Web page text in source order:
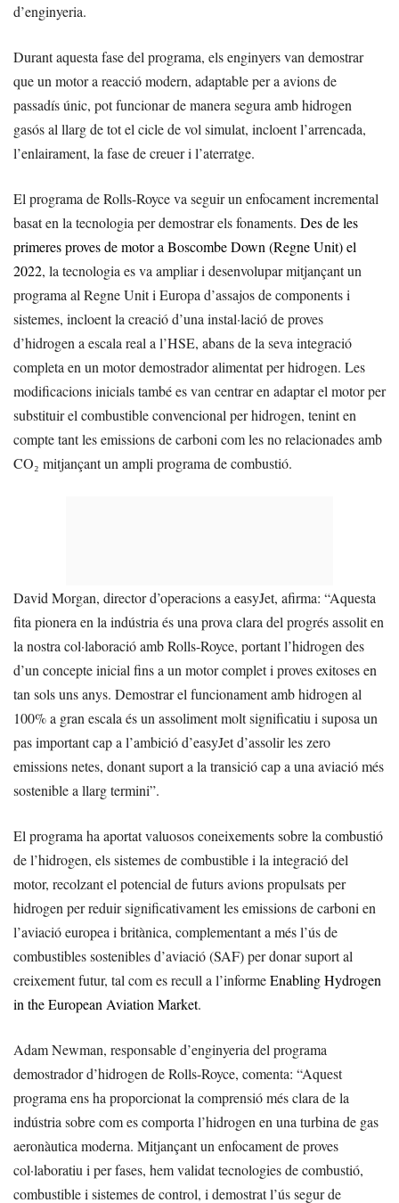
d’enginyeria.
Durant aquesta fase del programa, els enginyers van demostrar
que un motor a reacció modern, adaptable per a avions de
passadís únic, pot funcionar de manera segura amb hidrogen
gasós al llarg de tot el cicle de vol simulat, incloent l’arrencada,
l’enlairament, la fase de creuer i l’aterratge.
El programa de Rolls-Royce va seguir un enfocament incremental
basat en la tecnologia per demostrar els fonaments. Des de les
primeres proves de motor a Boscombe Down (Regne Unit) el
2022, la tecnologia es va ampliar i desenvolupar mitjançant un
programa al Regne Unit i Europa d’assajos de components i
sistemes, incloent la creació d’una instal·lació de proves
d’hidrogen a escala real a l’HSE, abans de la seva integració
completa en un motor demostrador alimentat per hidrogen. Les
modificacions inicials també es van centrar en adaptar el motor per
substituir el combustible convencional per hidrogen, tenint en
compte tant les emissions de carboni com les no relacionades amb
CO₂ mitjançant un ampli programa de combustió.
David Morgan, director d’operacions a easyJet, afirma: “Aquesta
fita pionera en la indústria és una prova clara del progrés assolit en
la nostra col·laboració amb Rolls-Royce, portant l’hidrogen des
d’un concepte inicial fins a un motor complet i proves exitoses en
tan sols uns anys. Demostrar el funcionament amb hidrogen al
100% a gran escala és un assoliment molt significatiu i suposa un
pas important cap a l’ambició d’easyJet d’assolir les zero
emissions netes, donant suport a la transició cap a una aviació més
sostenible a llarg termini”.
El programa ha aportat valuosos coneixements sobre la combustió
de l’hidrogen, els sistemes de combustible i la integració del
motor, recolzant el potencial de futurs avions propulsats per
hidrogen per reduir significativament les emissions de carboni en
l’aviació europea i britànica, complementant a més l’ús de
combustibles sostenibles d’aviació (SAF) per donar suport al
creixement futur, tal com es recull a l’informeEnabling Hydrogen
in the European Aviation Market.
Adam Newman, responsable d’enginyeria del programa
demostrador d’hidrogen de Rolls-Royce, comenta: “Aquest
programa ens ha proporcionat la comprensió més clara de la
indústria sobre com es comporta l’hidrogen en una turbina de gas
aeronàutica moderna. Mitjançant un enfocament de proves
col·laboratiu i per fases, hem validat tecnologies de combustió,
combustible i sistemes de control, i demostrat l’ús segur de